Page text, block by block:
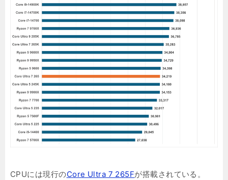
CPUには現行のCore Ultra 7 265Fが搭載されている。